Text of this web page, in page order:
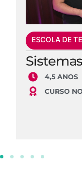
ESCOLA DE
4,5 ANOS
CURSO